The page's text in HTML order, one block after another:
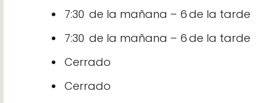
7:30 de la mañana – 6 de la tarde
7:30 de la mañana – 6 de la tarde
Cerrado
Cerrado